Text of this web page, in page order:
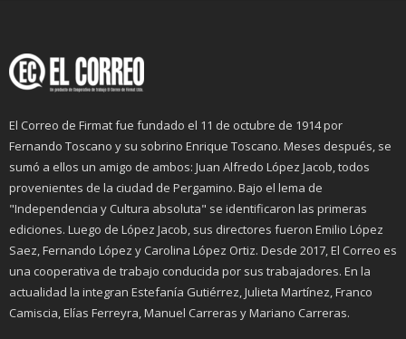
El Correo de Firmat fue fundado el 11 de octubre de 1914 por
Fernando Toscano y su sobrino Enrique Toscano. Meses después, se
sumó a ellos un amigo de ambos: Juan Alfredo López Jacob, todos
provenientes de la ciudad de Pergamino. Bajo el lema de
"Independencia y Cultura absoluta" se identificaron las primeras
ediciones. Luego de López Jacob, sus directores fueron Emilio López
Saez, Fernando López y Carolina López Ortiz. Desde 2017, El Correo es
una cooperativa de trabajo conducida por sus trabajadores. En la
actualidad la integran Estefanía Gutiérrez, Julieta Martínez, Franco
Camiscia, Elías Ferreyra, Manuel Carreras y Mariano Carreras.